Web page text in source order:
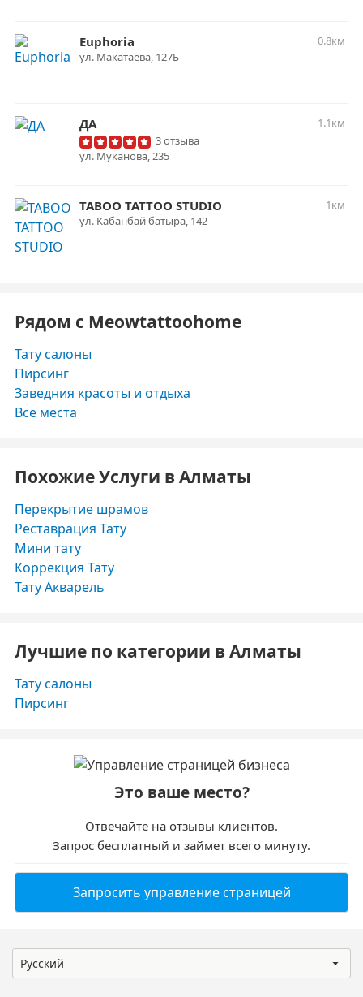
Euphoria
0.8км
ул. ​Макатаева, 127Б
ДА
1.1км
3 отзыва
ул. Муканова, 235
TABOO TATTOO STUDIO
1км
ул. ​Кабанбай батыра, 142
Рядом с Meowtattoohome
Тату салоны
Пирсинг
Заведния красоты и отдыха
Все места
Похожие Услуги в Алматы
Перекрытие шрамов
Реставрация Тату
Мини тату
Коррекция Тату
Тату Акварель
Лучшие по категории в Алматы
Тату салоны
Пирсинг
Это ваше место?
Отвечайте на отзывы клиентов.
Запрос бесплатный и займет всего минуту.
Запросить управление страницей
Русский